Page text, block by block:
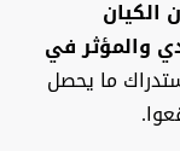
الكيان
والمؤثر في
ما يحصل